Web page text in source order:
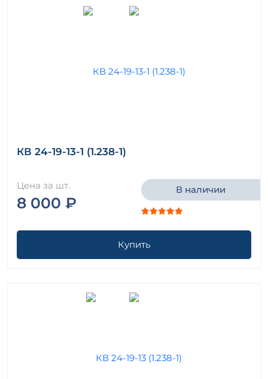
КВ 24-19-13-1 (1.238-1)
Цена за шт.
8 000 ₽
В наличии
Купить